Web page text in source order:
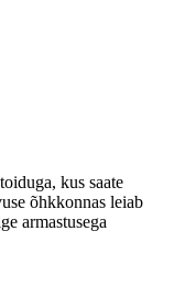
kus saate
õhkkonnas leiab
armastusega